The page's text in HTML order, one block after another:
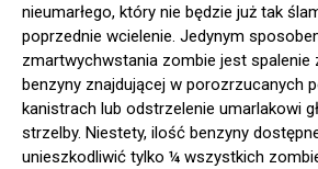
nieumarłego, który nie będzie już tak
poprzednie wcielenie. Jedynym
zmartwychwstania zombie jest spalenie
benzyny znajdującej w porozrzucanych
kanistrach lub odstrzelenie umarlakowi
strzelby. Niestety, ilość benzyny
unieszkodliwić tylko ¼ wszystkich